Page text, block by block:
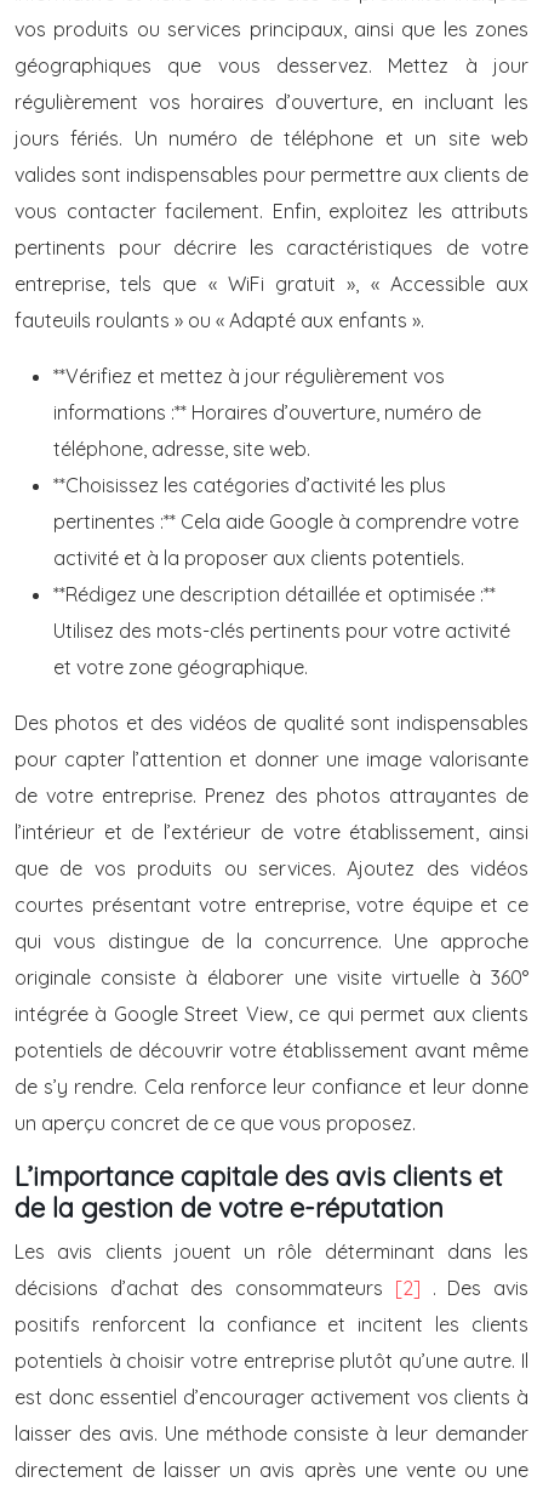
vos produits ou services principaux, ainsi que les zones
géographiques que vous desservez. Mettez à jour
régulièrement vos horaires d’ouverture, en incluant les
jours fériés. Un numéro de téléphone et un site web
valides sont indispensables pour permettre aux clients de
vous contacter facilement. Enfin, exploitez les attributs
pertinents pour décrire les caractéristiques de votre
entreprise, tels que « WiFi gratuit », « Accessible aux
fauteuils roulants » ou « Adapté aux enfants ».
**Vérifiez et mettez à jour régulièrement vos
informations :** Horaires d’ouverture, numéro de
téléphone, adresse, site web.
**Choisissez les catégories d’activité les plus
pertinentes :** Cela aide Google à comprendre votre
activité et à la proposer aux clients potentiels.
**Rédigez une description détaillée et optimisée :**
Utilisez des mots-clés pertinents pour votre activité
et votre zone géographique.
Des photos et des vidéos de qualité sont indispensables
pour capter l’attention et donner une image valorisante
de votre entreprise. Prenez des photos attrayantes de
l’intérieur et de l’extérieur de votre établissement, ainsi
que de vos produits ou services. Ajoutez des vidéos
courtes présentant votre entreprise, votre équipe et ce
qui vous distingue de la concurrence. Une approche
originale consiste à élaborer une visite virtuelle à 360°
intégrée à Google Street View, ce qui permet aux clients
potentiels de découvrir votre établissement avant même
de s’y rendre. Cela renforce leur confiance et leur donne
un aperçu concret de ce que vous proposez.
L’importance capitale des avis clients et
de la gestion de votre e-réputation
Les avis clients jouent un rôle déterminant dans les
décisions d’achat des consommateurs [2] . Des avis
positifs renforcent la confiance et incitent les clients
potentiels à choisir votre entreprise plutôt qu’une autre. Il
est donc essentiel d’encourager activement vos clients à
laisser des avis. Une méthode consiste à leur demander
directement de laisser un avis après une vente ou une